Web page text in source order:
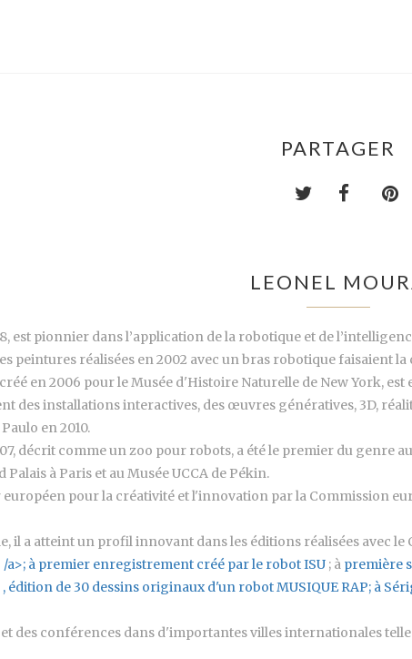
PARTAGER
LEONEL
est pionnier dans l’application de la robotique et de
peintures réalisées en 2002 avec un bras robotique faisaient
en 2006 pour le Musée d'Histoire Naturelle de New York, est
des installations interactives, des œuvres génératives, 3D,
en 2010.
décrit comme un zoo pour robots, a été le premier du genre
à Paris et au Musée UCCA de Pékin.
européen pour la créativité et l'innovation par la Commission
il a atteint un profil innovant dans les éditions réalisées avec le
a>; à premier enregistrement créé par le robot ISU ; à première
, édition de 30 dessins originaux d'un robot MUSIQUE RAP; à
des conférences dans d'importantes villes internationales